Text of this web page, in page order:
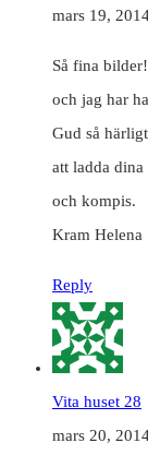
mars 19,
Så fina
och jag har
Gud så
att ladda
och kompis.
Kram Helena
Reply
Vita huset 28
mars 20,